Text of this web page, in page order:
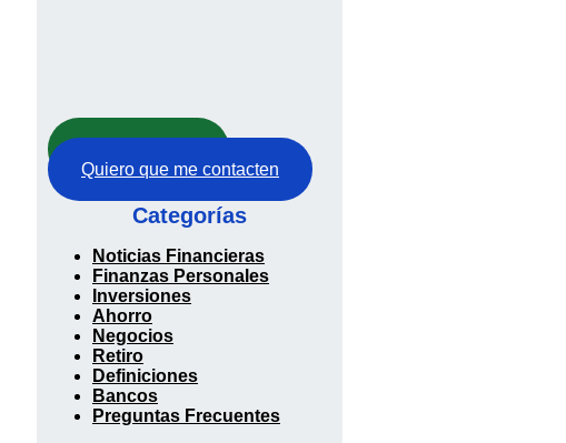
Quiero que me contacten
Categorías
Noticias Financieras
Finanzas Personales
Inversiones
Ahorro
Negocios
Retiro
Definiciones
Bancos
Preguntas Frecuentes